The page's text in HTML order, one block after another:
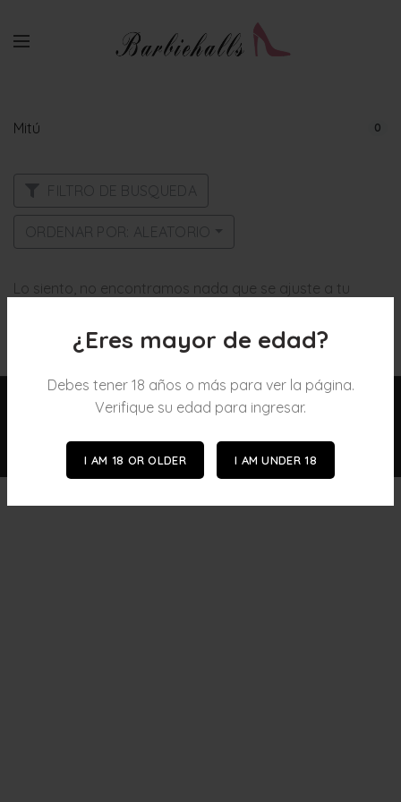
¿Eres mayor de edad?
Debes tener 18 años o más para ver la página.
Verifique su edad para ingresar.
I AM 18 OR OLDER I AM UNDER 18
Mitú 0
FILTRO DE BUSQUEDA
ORDENAR POR: ALEATORIO
Lo siento, no encontramos nada que se ajuste a tu
© 2026Barbiehalls. All rights reserved
Condiciones de Uso